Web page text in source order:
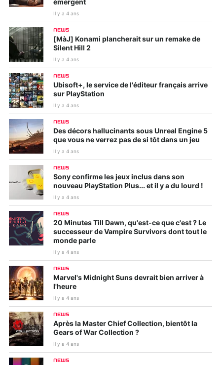
émergent
Il y a 4 ans
NEWS
[MàJ] Konami plancherait sur un remake de
Silent Hill 2
Il y a 4 ans
NEWS
Ubisoft+, le service de l'éditeur français arrive
sur PlayStation
Il y a 4 ans
NEWS
Des décors hallucinants sous Unreal Engine 5
que vous ne verrez pas de si tôt dans un jeu
Il y a 4 ans
NEWS
Sony confirme les jeux inclus dans son
nouveau PlayStation Plus... et il y a du lourd !
Il y a 4 ans
NEWS
20 Minutes Till Dawn, qu'est-ce que c'est ? Le
successeur de Vampire Survivors dont tout le
monde parle
Il y a 4 ans
NEWS
Marvel's Midnight Suns devrait bien arriver à
l'heure
Il y a 4 ans
NEWS
Après la Master Chief Collection, bientôt la
Gears of War Collection ?
Il y a 4 ans
NEWS